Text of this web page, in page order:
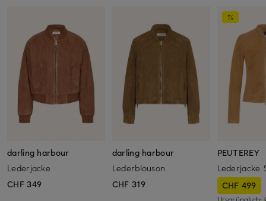
darling harbour
Lederjacke
CHF 349
darling harbour
Lederblouson
CHF 319
PEUTEREY
Lederjacke
CHF 499